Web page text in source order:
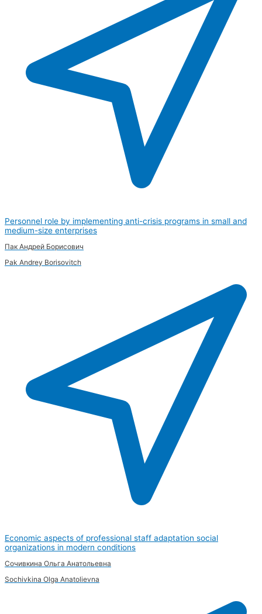
Personnel role by implementing anti-crisis programs in small and
medium-size enterprises
Пак Андрей Борисович
Pak Andrey Borisovitch
Economic aspects of professional staff adaptation social
organizations in modern conditions
Сочивкина Ольга Анатольевна
Sochivkina Olga Anatolievna